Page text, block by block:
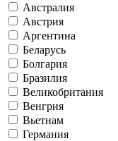
Австралия
Австрия
Аргентина
Беларусь
Болгария
Бразилия
Великобритания
Венгрия
Вьетнам
Германия